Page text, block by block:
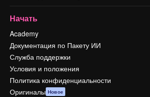
Начать
Academy
Документация по Пакету ИИ
Служба поддержки
Условия и положения
Политика конфиденциальности
Оригиналы Новое